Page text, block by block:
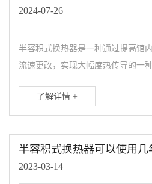
2024-07-26
半容积式换热器是一种通过提高馆
流速更改，实现大幅度热传导的一
半容积式换热器的身...
了解详情 +
半容积式换热器可以使用几
2023-03-14